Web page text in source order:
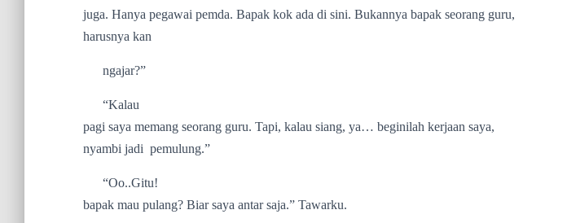
juga. Hanya pegawai pemda. Bapak kok ada di sini. Bukannya bapak seorang guru,
harusnya kan
ngajar?”
“Kalau
pagi saya memang seorang guru. Tapi, kalau siang, ya… beginilah kerjaan saya,
nyambi jadi pemulung.”
“Oo..Gitu!
bapak mau pulang? Biar saya antar saja.” Tawarku.